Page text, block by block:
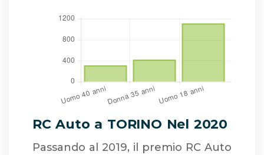
RC Auto a TORINO Nel 2020
Passando al 2019, il premio RC Auto